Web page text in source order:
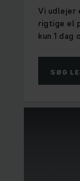
Vi udlejer
rigtige el
kun 1
SØG